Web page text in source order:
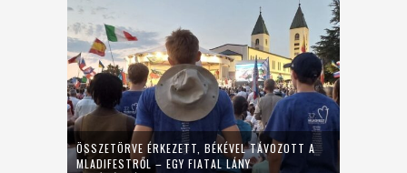
ÖSSZETÖRVE ÉRKEZETT, BÉKÉVEL TÁVOZOTT A
MLADIFESTRŐL – EGY FIATAL LÁNY